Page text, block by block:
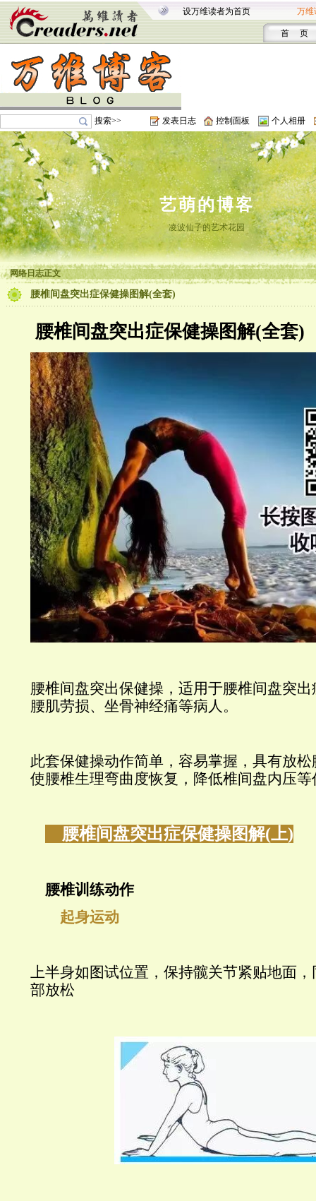
设万维读者为首页 万维
首 页
搜索>> 发表日志 控制面板 个人相册
艺萌的博客
凌波仙子的艺术花园
网络日志正文
腰椎间盘突出症保健操图解(全套)
腰椎间盘突出症保健操图解(全套)
腰椎间盘突出保健操，适用于腰椎间盘突
腰肌劳损、坐骨神经痛等病人。
此套保健操动作简单，容易掌握，具有放
使腰椎生理弯曲度恢复，降低椎间盘内压等
腰椎间盘突出症保健操图解(上)
腰椎训练动作
起身运动
上半身如图试位置，保持髋关节紧贴地面
部放松